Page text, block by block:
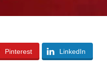
Pinterest LinkedIn